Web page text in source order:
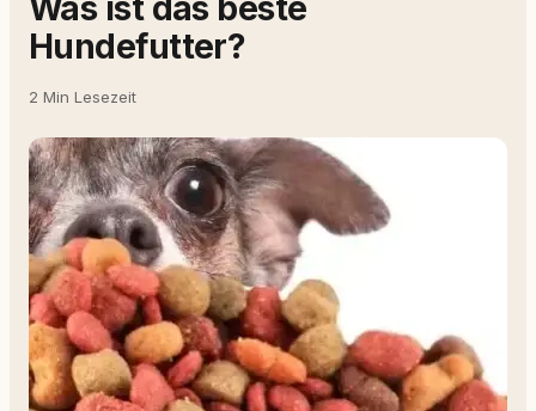
Was ist das beste
Hundefutter?
2 Min Lesezeit